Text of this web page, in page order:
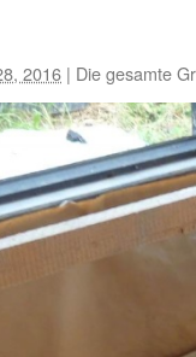
2016 | Die gesamte